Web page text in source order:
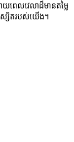
លវេលាដ៏មានតម្លៃ
ស្សិតរបស់យើង។